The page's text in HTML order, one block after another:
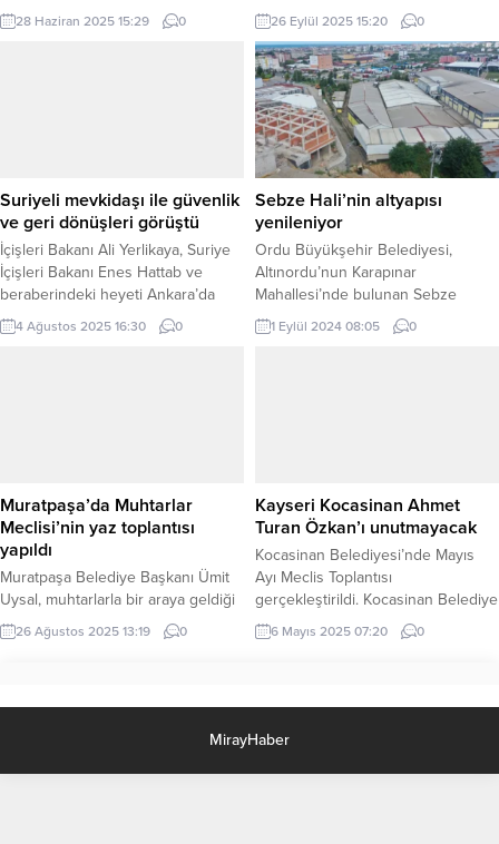
trafik kazasında 5 kişi hayatını
kaybetti, 1 kişi ağır yaralandı. Olay
bilgileri belirlenemeyen iki...
28 Haziran 2025 15:29 0
kutlamak için ortak etkinlik
düzenledi. BURSA (İGFA) –
Bursa’da Osmangazi Belediyesi ve
Dil Derneği Bursa Şubesi Büyük
Önder Mustafa Kemal Atatürk’ün
büyük önem verdiği dile sahip
çıkmak ve gelecek kuşaklara doğru
aktarılmasını sağlamak adına Dil
Bayramı’nın 93’üncü yıl...
26 Eylül 2025 15:20 0
Suriyeli mevkidaşı ile güvenlik
ve geri dönüşleri görüştü
İçişleri Bakanı Ali Yerlikaya, Suriye
İçişleri Bakanı Enes Hattab ve
beraberindeki heyeti Ankara’da
ağırladı. Görüşmede, güvenlik
alanında iş birliği, Suriye güvenlik
İçişleri Bakanı Enes Hattab ve
heyetini...
4 Ağustos 2025 16:30 0
Sebze Hali’nin altyapısı
yenileniyor
Ordu Büyükşehir Belediyesi,
Altınordu’nun Karapınar
Mahallesi’nde bulunan Sebze
Hali’nin bulunduğu alanın
altyapısını yeniliyor. ORDU (İGFA) –
içerisindeki iş yerlerinin bulunduğu
685 metrelik güzergahta kutu
menfez çalışmasını...
1 Eylül 2024 08:05 0
Muratpaşa’da Muhtarlar
Meclisi’nin yaz toplantısı
yapıldı
Muratpaşa Belediye Başkanı Ümit
Uysal, muhtarlarla bir araya geldiği
toplantıda siyasi ayrımlara karşı
hizmette eşitlik vurgusu yaptı.
Uysal, ilçe muhtarlarıyla bir araya
millet selametinden önde tutulduğu
26 Ağustos 2025 13:19 0
Kayseri Kocasinan Ahmet
Turan Özkan’ı unutmayacak
Kocasinan Belediyesi’nde Mayıs
Ayı Meclis Toplantısı
gerçekleştirildi. Kocasinan Belediye
Başkanı Ahmet Çolakbayrakdar’ın
başkanlığında yapılan toplantıda 15
krizi sonrası tedavi altına alındığı
hastanede hayatını kaybeden
Özkan anıldı. KAYSERİ (İGFA) –
6 Mayıs 2025 07:20 0
MirayHaber